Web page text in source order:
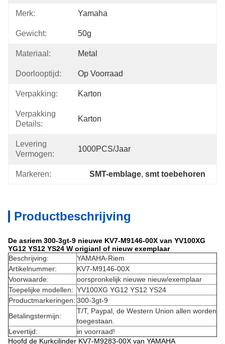
Merk: Yamaha
Gewicht: 50g
Materiaal: Metal
Doorlooptijd: Op Voorraad
Verpakking: Karton
Verpakking
Details:
Karton
Levering
Vermogen:
1000PCS/jaar
Markeren: SMT-emblage, smt toebehoren
Productbeschrijving
De asriem 300-3gt-9 nieuwe KV7-M9146-00X van YV100XG
YG12 YS12 YS24 W origianl of nieuw exemplaar
Beschrijving:
YAMAHA-Riem
Artikelnummer:
KV7-M9146-00X
Voorwaarde:
oorspronkelijk nieuwe nieuw/exemplaar
Toepelijke modellen: YV100XG YG12 YS12 YS24
Productmarkeringen: 300-3gt-9
Betalingstermijn:
T/T, Paypal, de Western Union allen worden
toegestaan.
Levertijd:
in voorraad!
Hoofd de Kurkcilinder KV7-M9283-00X van YAMAHA